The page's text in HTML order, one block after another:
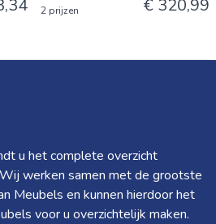
2 prijzen € 320,99
u het complete overzicht
werken samen met de grootste
Meubels en kunnen hierdoor het
voor u overzichtelijk maken.